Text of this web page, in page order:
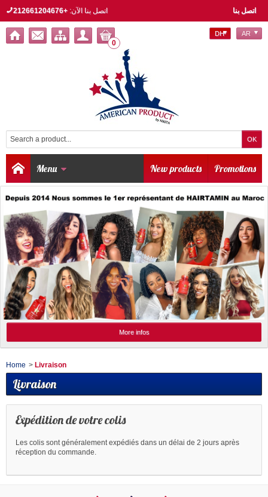
اتصل بنا اتصل بنا الآن:+212661204676
0
DH AR
Menu Promotions
New products
More infos
Home > Livraison
Livraison
Expédition de votre colis
Les colis sont généralement expédiés dans un délai de 2 jours après
réception du commande.